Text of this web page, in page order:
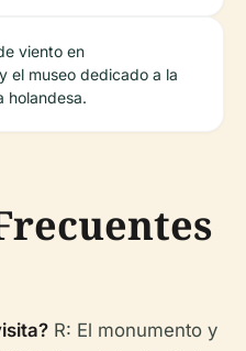
viento en
el museo dedicado a la
holandesa.
R: El monumento y